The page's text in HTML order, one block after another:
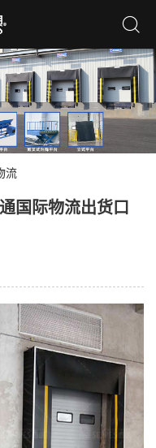
流
国际物流出货口